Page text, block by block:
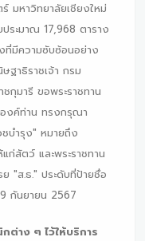
มหาวิทยาลัยเชียงใหม่
ะมาณ 17,968 ตาราง
งที่มีความซับซ้อนอย่าง
ฐาธิราชเจ้า กรม
กุมารี ขอพระราชทาน
งค์ท่าน ทรงกรุณา
ชบำรุง" หมายถึง
ก่สัตว์ และพระราชทาน
"ส.ธ." ประดับที่ป้ายชื่อ
กันยายน 2567
ต่าง ๆ ไว้ให้บริการ